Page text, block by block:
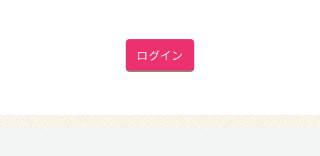
ログイン